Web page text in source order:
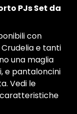
PJs Set da
con
Crudelia e tanti
una maglia
e pantaloncini
Vedi le